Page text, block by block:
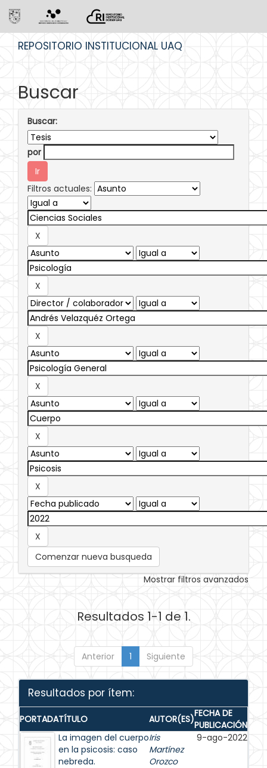
REPOSITORIO INSTITUCIONAL UAQ
Buscar
Buscar:
por
Filtros actuales:
Comenzar nueva busqueda
Mostrar filtros avanzados
Resultados 1-1 de 1.
Anterior 1 Siguiente
Resultados por ítem:
PORTADATÍTULO AUTOR(ES)FECHA DE
PUBLICACIÓN
La imagen del cuerpo
en la psicosis: caso
nebreda.
Iris
Martínez
Orozco
9-ago-2022